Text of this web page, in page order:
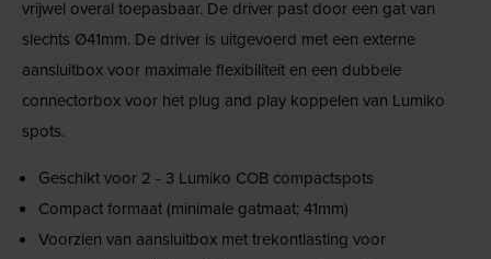
vrijwel overal toepasbaar. De driver past door een gat van
slechts Ø41mm. De driver is uitgevoerd met een externe
aansluitbox voor maximale flexibiliteit en een dubbele
connectorbox voor het plug and play koppelen van Lumiko
spots.
Geschikt voor 2 - 3 Lumiko COB compactspots
Compact formaat (minimale gatmaat; 41mm)
Voorzien van aansluitbox met trekontlasting voor